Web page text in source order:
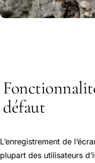
défaut
L’enregistrement de
plupart des utilisateurs